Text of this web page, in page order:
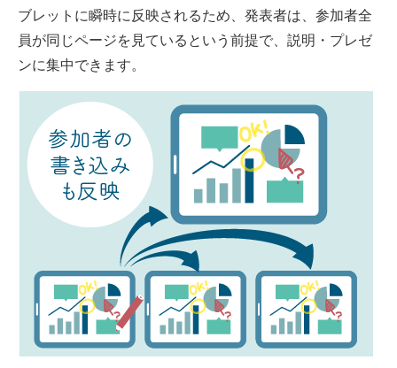
ブレットに瞬時に反映されるため、発表者は、参加者全
員が同じページを見ているという前提で、説明・プレゼ
ンに集中できます。